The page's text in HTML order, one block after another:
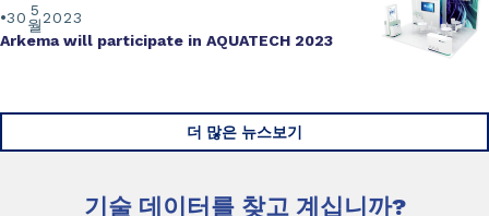
5
월
30 2023
Arkema will participate in AQUATECH 2023
더 많은 뉴스보기
기술 데이터를 찾고 계십니까?